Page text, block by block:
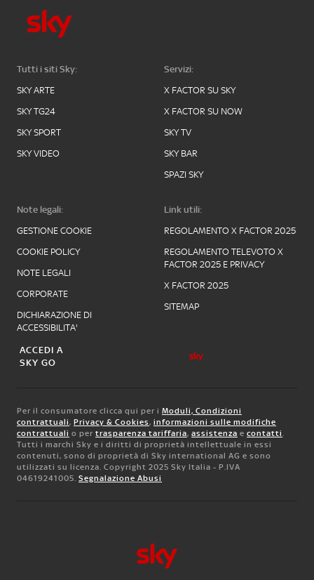
Tutti i siti Sky:
SKY ARTE
SKY TG24
SKY SPORT
SKY VIDEO
Servizi:
X FACTOR SU SKY
X FACTOR SU NOW
SKY TV
SKY BAR
SPAZI SKY
Note legali:
GESTIONE COOKIE
COOKIE POLICY
NOTE LEGALI
CORPORATE
DICHIARAZIONE DI
ACCESSIBILITA'
Link utili:
REGOLAMENTO X FACTOR 2025
REGOLAMENTO TELEVOTO X
FACTOR 2025 E PRIVACY
X FACTOR 2025
SITEMAP
ACCEDI A
SKY GO
Per il consumatore clicca qui per i Moduli, Condizioni
contrattuali, Privacy & Cookies, informazioni sulle modifiche
contrattuali o per trasparenza tariffaria, assistenza e contatti.
Tutti i marchi Sky e i diritti di proprietà intellettuale in essi
contenuti, sono di proprietà di Sky international AG e sono
utilizzati su licenza. Copyright 2025 Sky Italia - P.IVA
04619241005. Segnalazione Abusi